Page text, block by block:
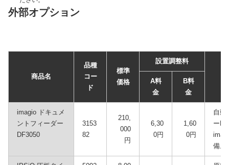
外部オプション
商品名
品種
コー
ド
標準
価格
設置調整料
A料
金
B料
金
imagio ドキュメ
ントフィーダー
DF3050
3153
82
210,
000
円
6,30
0円
1,60
0円
自動
ー
備。